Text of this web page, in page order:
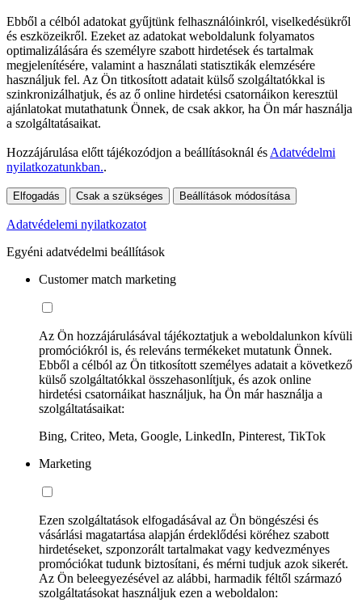
Ebből a célból adatokat gyűjtünk felhasználóinkról, viselkedésükről
és eszközeikről. Ezeket az adatokat weboldalunk folyamatos
optimalizálására és személyre szabott hirdetések és tartalmak
megjelenítésére, valamint a használati statisztikák elemzésére
használjuk fel. Az Ön titkosított adatait külső szolgáltatókkal is
szinkronizálhatjuk, és az ő online hirdetési csatornáikon keresztül
ajánlatokat mutathatunk Önnek, de csak akkor, ha Ön már használja
a szolgáltatásaikat.
Hozzájárulása előtt tájékozódjon a beállításoknál és Adatvédelmi
nyilatkozatunkban..
Elfogadás Csak a szükséges Beállítások módosítása
Adatvédelemi nyilatkozatot
Egyéni adatvédelmi beállítások
Customer match marketing
Az Ön hozzájárulásával tájékoztatjuk a weboldalunkon kívüli
promóciókról is, és releváns termékeket mutatunk Önnek.
Ebből a célból az Ön titkosított személyes adatait a következő
külső szolgáltatókkal összehasonlítjuk, és azok online
hirdetési csatornáikat használjuk, ha Ön már használja a
szolgáltatásaikat:
Bing, Criteo, Meta, Google, LinkedIn, Pinterest, TikTok
Marketing
Ezen szolgáltatások elfogadásával az Ön böngészési és
vásárlási magatartása alapján érdeklődési köréhez szabott
hirdetéseket, szponzorált tartalmakat vagy kedvezményes
promóciókat tudunk biztosítani, és mérni tudjuk azok sikerét.
Az Ön beleegyezésével az alábbi, harmadik féltől származó
szolgáltatásokat használjuk ezen a weboldalon: